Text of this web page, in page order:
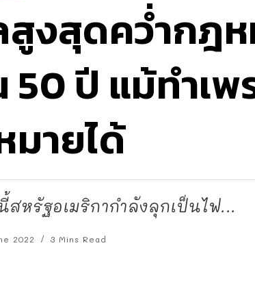
งสุดคว่ำกฎ
50 ปี แม้ทำเ
ายได้
หรัฐอเมริกากำลังลุกเป็นไฟ...
2022 3 Mins Read